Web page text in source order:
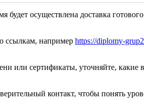
будет осуществлена доставка
ссылкам, например https://diplomy-
или сертификаты, уточняйте, какие
контакт, чтобы понять